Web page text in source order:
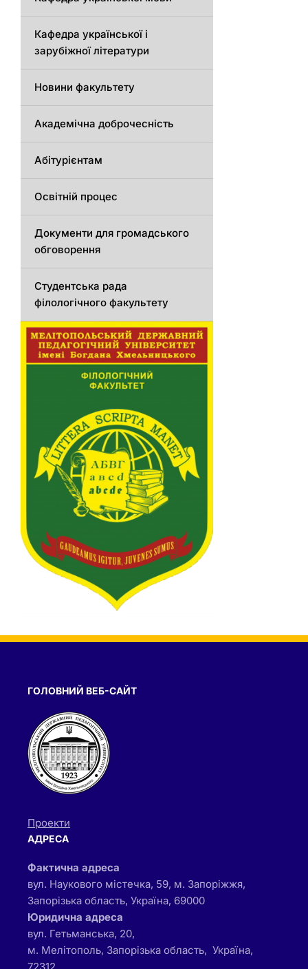
Кафедра української і
зарубіжної літератури
Новини факультету
Академічна доброчесність
Абітурієнтам
Освітній процес
Документи для громадського
обговорення
Студентська рада
філологічного факультету
ГОЛОВНИЙ ВЕБ-САЙТ
Проекти
АДРЕСА
Фактична адреса
вул. Наукового містечка, 59, м. Запоріжжя,
Запорізька область, Україна, 69000
Юридична адреса
вул. Гетьманська, 20,
м. Мелітополь, Запорізька область, Україна,